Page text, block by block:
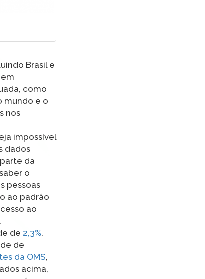
Brasil e
como
mundo e o
nos
impossível
dados
da
o
pessoas
ao padrão
ao
de 2,3%.
de
da OMS,
acima,